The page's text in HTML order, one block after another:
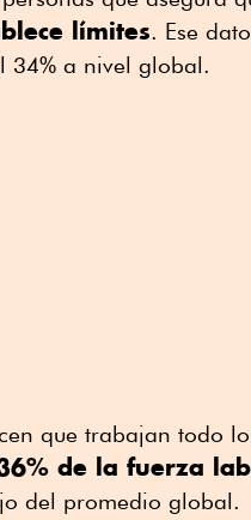
límites. Ese
34% a nivel global.
que trabajan todo
de la fuerza
del promedio global.